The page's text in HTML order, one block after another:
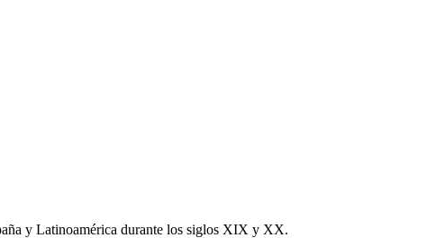
y Latinoamérica durante los siglos XIX y XX.